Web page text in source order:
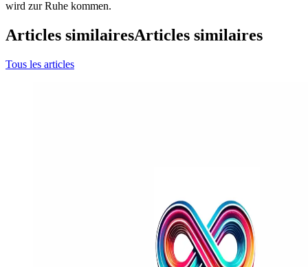
wird zur Ruhe kommen.
Articles similairesArticles similaires
Tous les articles